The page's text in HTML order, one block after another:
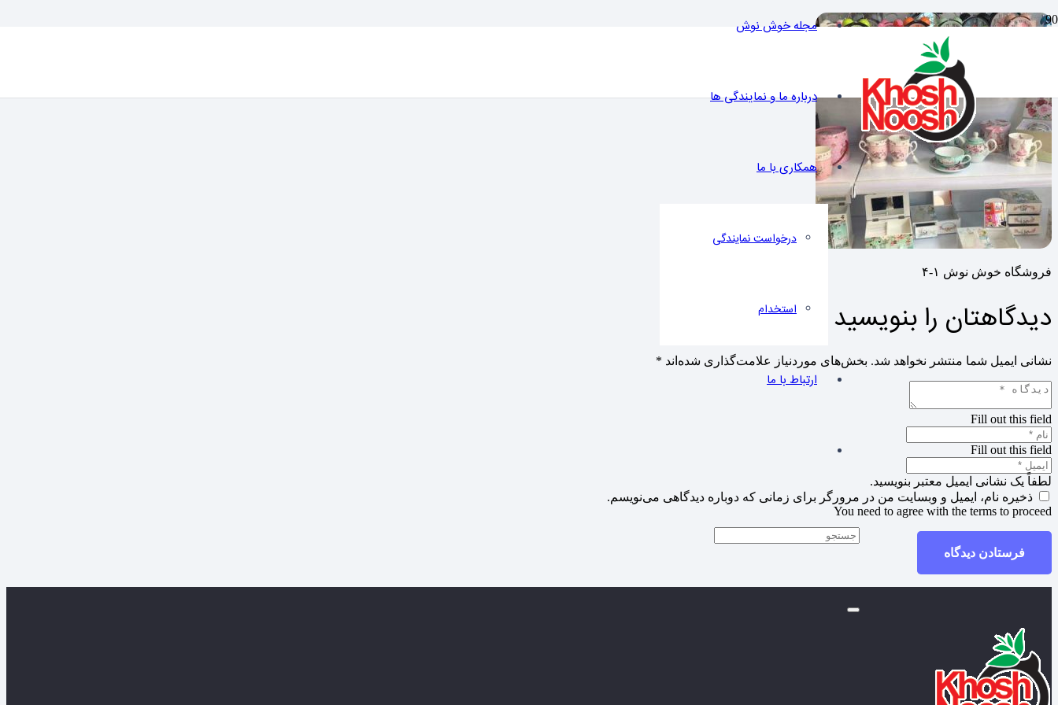
مجله خوش نوش
درباره ما و نمایندگی ها
همکاری با ما
درخواست نمایندگی
استخدام
ارتباط با ما
فروشگاه خوش نوش ۱-۴
دیدگاهتان را بنویسید
نشانی ایمیل شما منتشر نخواهد شد. بخش‌های موردنیاز علامت‌گذاری شده‌اند *
Fill out this field
Fill out this field
لطفاً یک نشانی ایمیل معتبر بنویسید.
ذخیره نام، ایمیل و وبسایت من در مرورگر برای زمانی که دوباره دیدگاهی می‌نویسم.
You need to agree with the terms to proceed
فرستادن دیدگاه